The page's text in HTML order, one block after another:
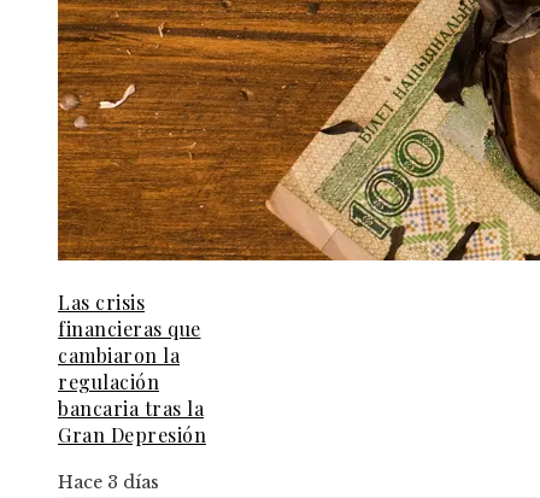
Las crisis
financieras que
cambiaron la
regulación
bancaria tras la
Gran Depresión
Hace 3 días